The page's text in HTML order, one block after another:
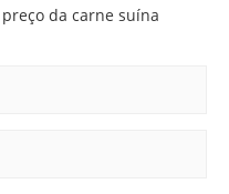
da carne suína